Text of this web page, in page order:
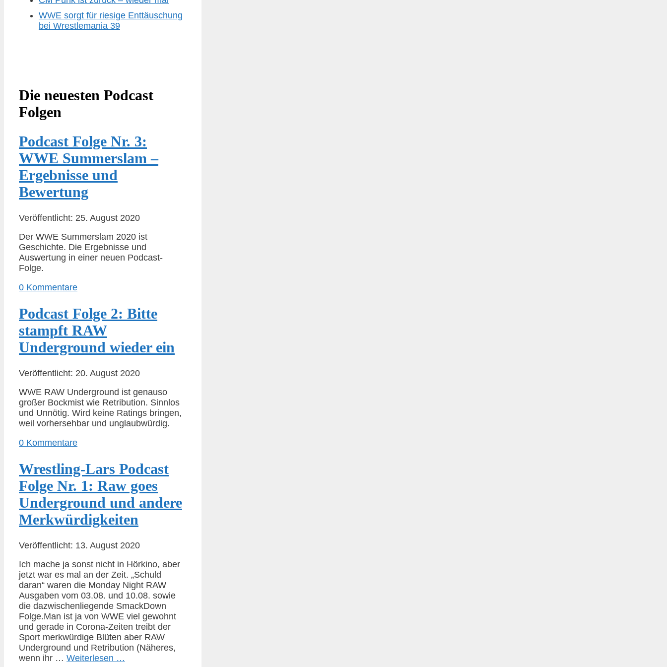
WWE sorgt für riesige Enttäuschung
bei Wrestlemania 39
Die neuesten Podcast
Folgen
Podcast Folge Nr. 3:
WWE Summerslam –
Ergebnisse und
Bewertung
Veröffentlicht: 25. August 2020
Der WWE Summerslam 2020 ist
Geschichte. Die Ergebnisse und
Auswertung in einer neuen Podcast-
Folge.
0 Kommentare
Podcast Folge 2: Bitte
stampft RAW
Underground wieder ein
Veröffentlicht: 20. August 2020
WWE RAW Underground ist genauso
großer Bockmist wie Retribution. Sinnlos
und Unnötig. Wird keine Ratings bringen,
weil vorhersehbar und unglaubwürdig.
0 Kommentare
Wrestling-Lars Podcast
Folge Nr. 1: Raw goes
Underground und andere
Merkwürdigkeiten
Veröffentlicht: 13. August 2020
Ich mache ja sonst nicht in Hörkino, aber
jetzt war es mal an der Zeit. „Schuld
daran“ waren die Monday Night RAW
Ausgaben vom 03.08. und 10.08. sowie
die dazwischenliegende SmackDown
Folge.Man ist ja von WWE viel gewohnt
und gerade in Corona-Zeiten treibt der
Sport merkwürdige Blüten aber RAW
Underground und Retribution (Näheres,
wenn ihr … Weiterlesen …